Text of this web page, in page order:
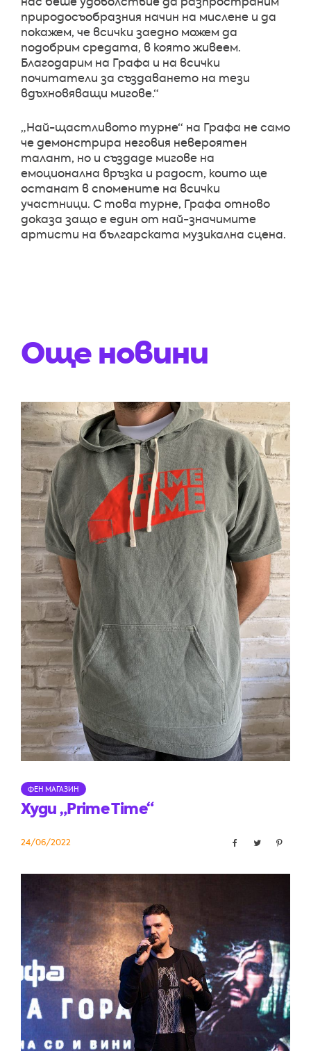
нас беше удоволствие да разпространим
природосъобразния начин на мислене и да
покажем, че всички заедно можем да
подобрим средата, в която живеем.
Благодарим на Графа и на всички
почитатели за създаването на тези
вдъхновяващи мигове.“
„Най-щастливото турне“ на Графа не само
че демонстрира неговия невероятен
талант, но и създаде мигове на
емоционална връзка и радост, които ще
останат в спомените на всички
участници. С това турне, Графа отново
доказа защо е един от най-значимите
артисти на българската музикална сцена.
Още новини
ФЕН МАГАЗИН
Худи „Prime Time“
24/06/2022